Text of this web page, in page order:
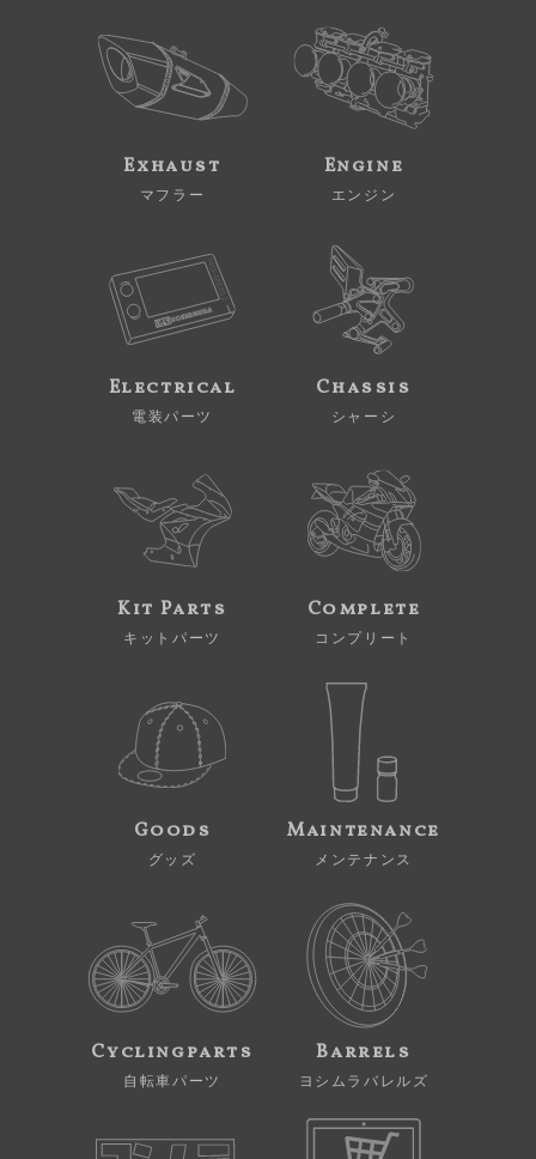
Exhaust
マフラー
Engine
エンジン
Electrical
電装パーツ
Chassis
シャーシ
Kit Parts
キットパーツ
Complete
コンプリート
Goods
グッズ
Maintenance
メンテナンス
Cyclingparts
自転車パーツ
Barrels
ヨシムラバレルズ